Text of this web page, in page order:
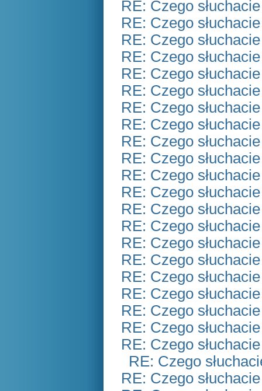
RE: Czego
RE: Czego
RE: Czego
RE: Czego
RE: Czego
RE: Czego
RE: Czego
RE: Czego
RE: Czego
RE: Czego
RE: Czego
RE: Czego
RE: Czego
RE: Czego
RE: Czego
RE: Czego
RE: Czego
RE: Czego
RE: Czego
RE: Czego
RE: Czego
RE: Czego
RE: Czego